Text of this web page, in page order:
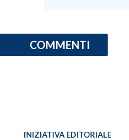
COMMENTI
INIZIATIVA EDITORIALE